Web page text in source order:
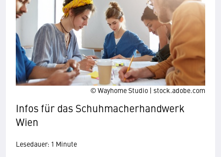
© Wayhome Studio | stock.adobe.com
Infos für das Schuhmacherhandwerk
Wien
Lesedauer: 1 Minute